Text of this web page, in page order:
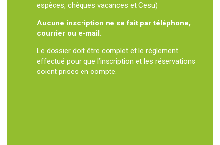
espèces, chèques vacances et Cesu)
Aucune inscription ne se fait par téléphone,
courrier ou e-mail.
Le dossier doit être complet et le règlement
effectué pour que l’inscription et les réservations
soient prises en compte.